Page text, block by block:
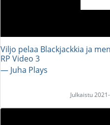
Viljo pelaa Blackjackkia ja
RP Video 3
― Juha Plays
Julkaistu